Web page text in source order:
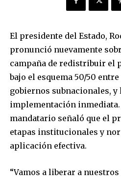
El presidente del Estado,
pronunció nuevamente
campaña de redistribuir el
bajo el esquema 50/50
gobiernos subnacionales,
implementación inmediata.
mandatario señaló que el
etapas institucionales y
aplicación efectiva.
“Vamos a liberar a